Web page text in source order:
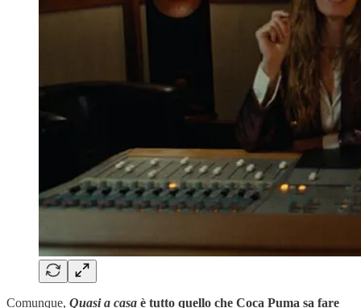
Comunque, Quasi a casa è tutto quello che Coca Puma sa fare